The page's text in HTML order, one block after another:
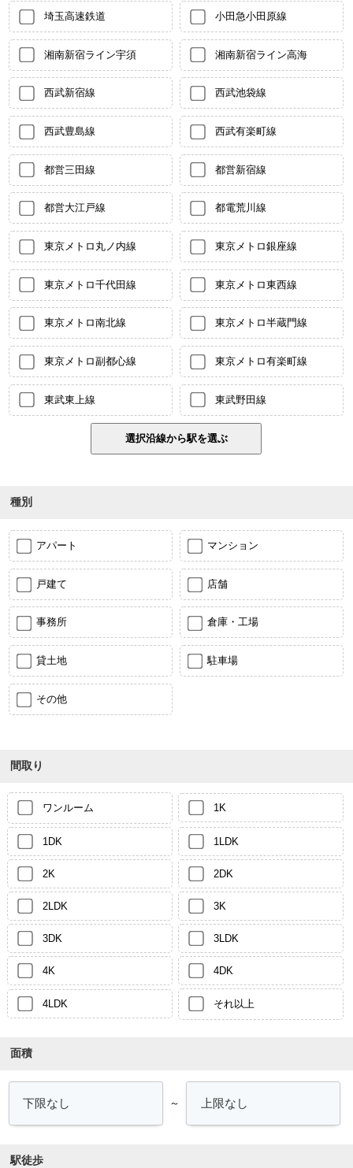
埼玉高速鉄道 小田急小田原線
湘南新宿ライン宇須 湘南新宿ライン高海
西武新宿線 西武池袋線
西武豊島線 西武有楽町線
都営三田線 都営新宿線
都営大江戸線 都電荒川線
東京メトロ丸ノ内線 東京メトロ銀座線
東京メトロ千代田線 東京メトロ東西線
東京メトロ南北線 東京メトロ半蔵門線
東京メトロ副都心線 東京メトロ有楽町線
東武東上線 東武野田線
種別
アパート マンション
戸建て 店舗
事務所 倉庫・工場
貸土地 駐車場
その他
間取り
ワンルーム 1K
1DK 1LDK
2K 2DK
2LDK 3K
3DK 3LDK
4K 4DK
4LDK それ以上
面積
～
駅徒歩